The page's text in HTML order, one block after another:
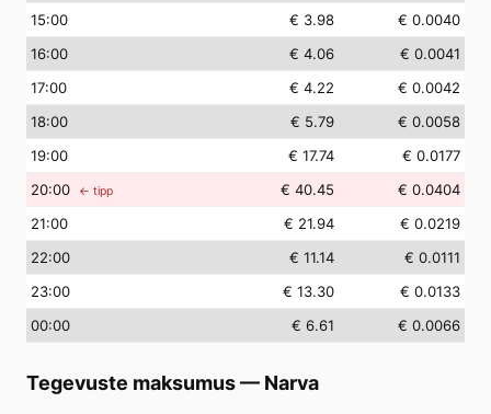
15:00 € 3.98
€ 0.0040
16:00 € 4.06
€ 0.0041
17:00 € 4.22
€ 0.0042
18:00 € 5.79
€ 0.0058
19:00 € 17.74
€ 0.0177
20:00 ← tipp € 40.45
€ 0.0404
21:00 € 21.94
€ 0.0219
22:00 € 11.14
€ 0.0111
23:00 € 13.30
€ 0.0133
00:00 € 6.61 € 0.0066
Tegevuste maksumus— Narva